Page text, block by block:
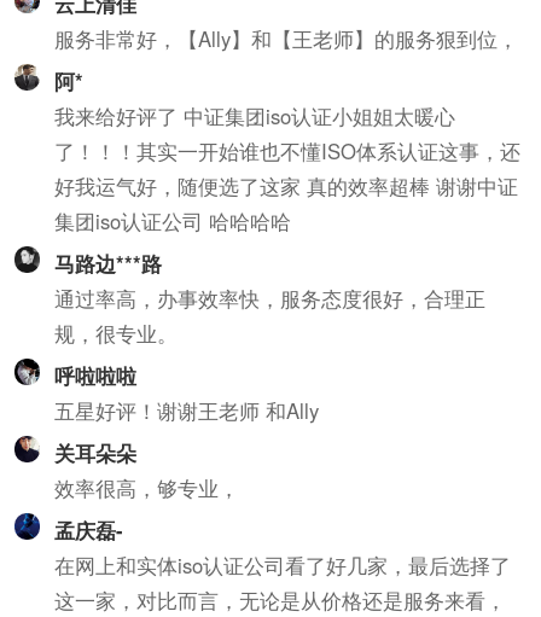
服务非常好，【Ally】和【王老师】的服务狠到位，
阿*
我来给好评了 中证集团iso认证小姐姐太暖心
了！！！其实一开始谁也不懂ISO体系认证这事，还
好我运气好，随便选了这家 真的效率超棒 谢谢中证
集团iso认证公司 哈哈哈哈
马路边***路
通过率高，办事效率快，服务态度很好，合理正
规，很专业。
呼啦啦啦
五星好评！谢谢王老师 和Ally
关耳朵朵
效率很高，够专业，
孟庆磊-
在网上和实体iso认证公司看了好几家，最后选择了
这一家，对比而言，无论是从价格还是服务来看，